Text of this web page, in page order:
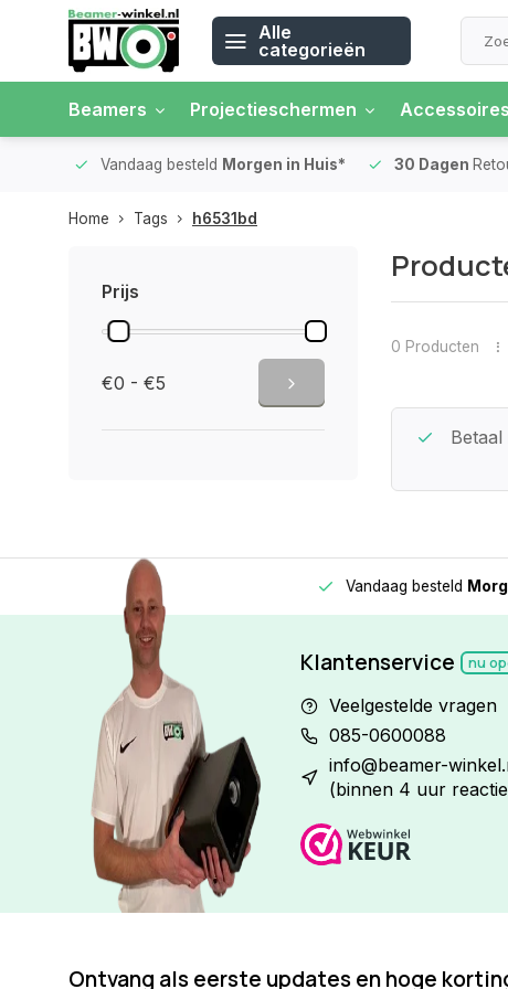
Alle
categorieën
Beamers Projectieschermen Accessoires
Vandaag besteld Morgen in Huis* 30 Dagen
Home Tags h6531bd
Prijs
€0 - €5
0 Producten
Beste Service Garantie Betaal
3 gelijke delen Vandaag besteld
Klantenservice nu
Veelgestelde vragen
085-0600088
info@beamer-
(binnen 4 uur
Ontvang als eerste updates en hoge